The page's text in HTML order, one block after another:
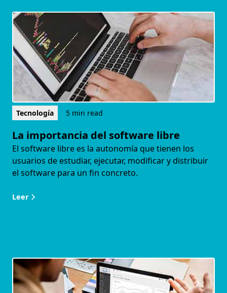
Tecnología 5 min read
La importancia del software libre
El software libre es la autonomía que tienen los
usuarios de estudiar, ejecutar, modificar y distribuir
el software para un fin concreto.
Leer